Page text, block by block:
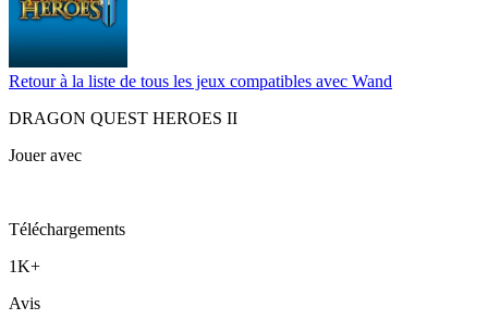
Retour à la liste de tous les jeux compatibles avec Wand
DRAGON QUEST HEROES II
Jouer avec
Téléchargements
1K+
Avis